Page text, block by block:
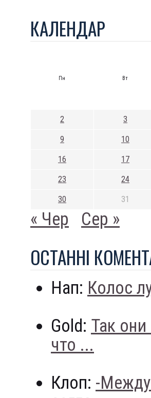
КАЛЕНДАР
Пн Вт
2 3
9 10
16 17
23 24
30 31
« Чер Сер »
ОСТАННI
Нап: Колос
Gold: Так
что ...
Клоп: -